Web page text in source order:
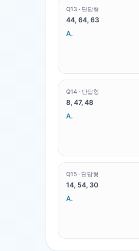
Q13 · 단답형
44, 64, 63
A.
Q14 · 단답형
8, 47, 48
A.
Q15 · 단답형
14, 54, 30
A.